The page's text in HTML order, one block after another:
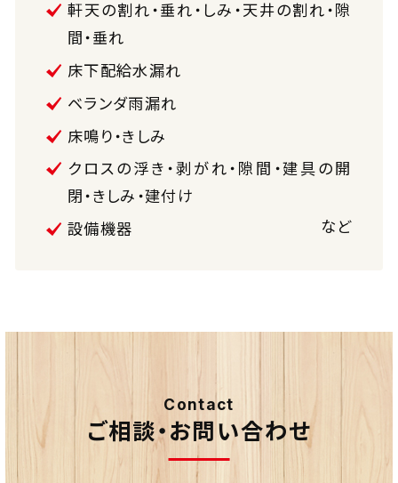
軒天の割れ・垂れ・しみ・天井の割れ・隙
間・垂れ
床下配給水漏れ
ベランダ雨漏れ
床鳴り・きしみ
クロスの浮き・剥がれ・隙間・建具の開
閉・きしみ・建付け
設備機器
など
Contact
ご相談・お問い合わせ